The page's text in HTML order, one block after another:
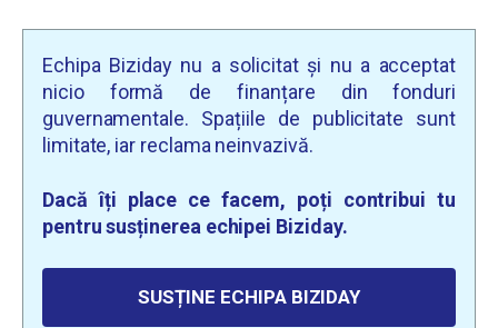
Echipa Biziday nu a solicitat și nu a acceptat
nicio formă de finanțare din fonduri
guvernamentale. Spațiile de publicitate sunt
limitate, iar reclama neinvazivă.
Dacă îți place ce facem, poți contribui tu
pentru susținerea echipei Biziday.
SUSȚINE ECHIPA BIZIDAY